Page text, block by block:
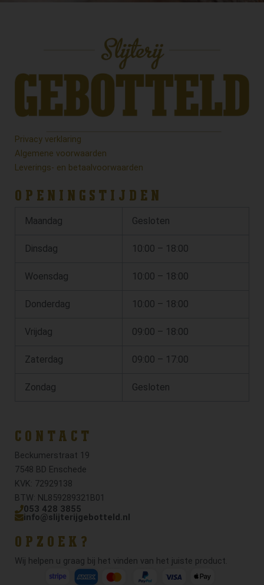
Privacy verklaring
Algemene voorwaarden
Leverings- en betaalvoorwaarden
OPENINGSTIJDEN
Maandag Gesloten
Dinsdag 10:00 – 18:00
Woensdag 10:00 – 18:00
Donderdag 10:00 – 18:00
Vrijdag 09:00 – 18:00
Zaterdag 09:00 – 17:00
Zondag Gesloten
CONTACT
Beckumerstraat 19
7548 BD Enschede
KVK: 72929138
BTW: NL859289321B01
053 428 3855
info@slijterijgebotteld.nl
OPZOEK?
Wij helpen u graag bij het vinden van het juiste product.